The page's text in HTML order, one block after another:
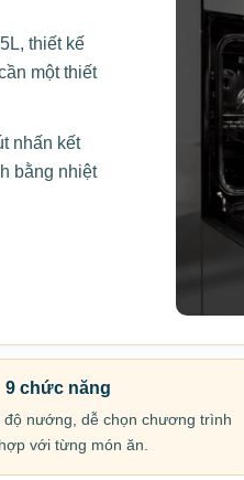
thiết kế
một thiết
nhấn kết
bằng nhiệt
9 chức năng
độ nướng, dễ chọn chương trình
với từng món ăn.